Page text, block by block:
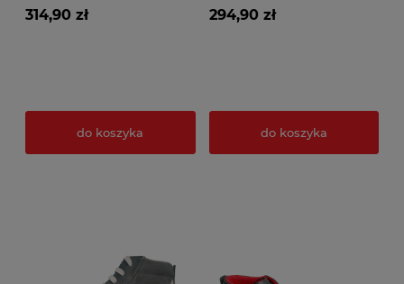
314,90 zł
do koszyka
294,90 zł
do koszyka